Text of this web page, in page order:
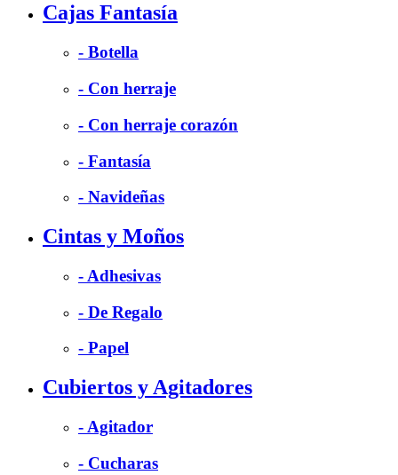
Cajas Fantasía
- Botella
- Con herraje
- Con herraje corazón
- Fantasía
- Navideñas
Cintas y Moños
- Adhesivas
- De Regalo
- Papel
Cubiertos y Agitadores
- Agitador
- Cucharas